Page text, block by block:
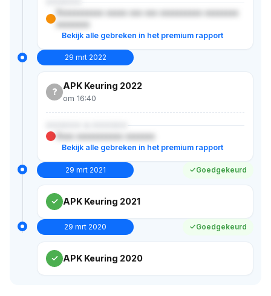
Xxxxxxxxxxx xxxxx xxx xxx xxxxxxxxxx xxxxxxxx
Bekijk alle gebreken in het premium rapport
29 mrt 2022
?
APK Keuring 2022
om 16:40
XXXXXX & XXXXXX
Xxxx xxxxxxxxxxx xxxxxxx
Bekijk alle gebreken in het premium rapport
29 mrt 2021 Goedgekeurd
APK Keuring 2021
29 mrt 2020 Goedgekeurd
APK Keuring 2020